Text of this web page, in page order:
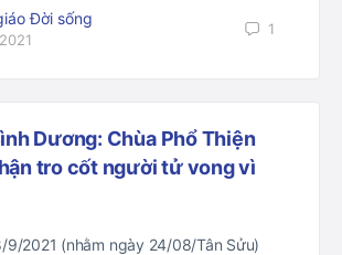
Đời sống
1
Dương: Chùa Phổ Thiện
tro cốt người tử vong vì
9/2021 (nhằm ngày 24/08/Tân Sửu)